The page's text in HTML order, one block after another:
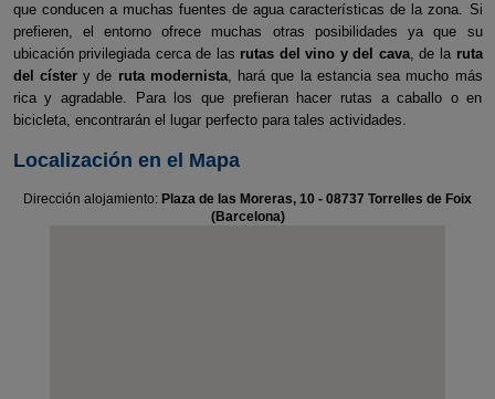
que conducen a muchas fuentes de agua características de la zona. Si
prefieren, el entorno ofrece muchas otras posibilidades ya que su
ubicación privilegiada cerca de las rutas del vino y del cava, de la ruta
del cístery de ruta modernista, hará que la estancia sea mucho más
rica y agradable. Para los que prefieran hacer rutas a caballo o en
bicicleta, encontrarán el lugar perfecto para tales actividades.
Localización en el Mapa
Dirección alojamiento: Plaza de las Moreras, 10 - 08737 Torrelles de Foix
(Barcelona)